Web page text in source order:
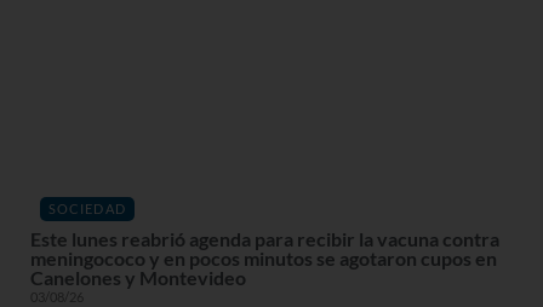
SOCIEDAD
Este lunes reabrió agenda para recibir la vacuna contra
meningococo y en pocos minutos se agotaron cupos en
Canelones y Montevideo
03/08/26